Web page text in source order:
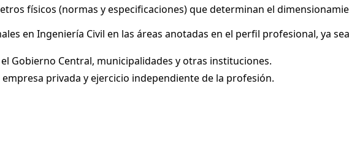
físicos (normas y especificaciones) que determinan el
en Ingeniería Civil en las áreas anotadas en el perfil profesional, ya
Gobierno Central, municipalidades y otras instituciones.
privada y ejercicio independiente de la profesión.